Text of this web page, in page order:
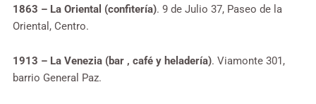
1863 – La Oriental (confitería). 9 de Julio 37, Paseo de la
Oriental, Centro.
1913 – La Venezia (bar , café y heladería). Viamonte 301,
barrio General Paz.